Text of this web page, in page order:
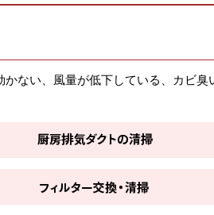
かない、風量が低下している、カビ